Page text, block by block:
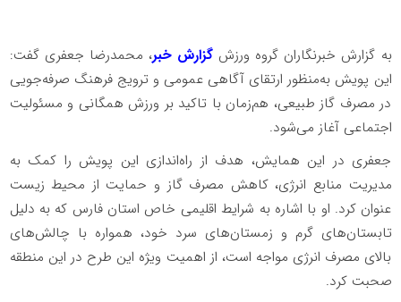
به گزارش خبرنگاران گروه ورزشگزارش خبر، محمدرضا جعفری گفت:
این پویش به‌منظور ارتقای آگاهی عمومی و ترویج فرهنگ صرفه‌جویی
در مصرف گاز طبیعی، هم‌زمان با تاکید بر ورزش همگانی و مسئولیت
اجتماعی آغاز می‌شود.
جعفری در این همایش، هدف از راه‌اندازی این پویش را کمک به
مدیریت منابع انرژی، کاهش مصرف گاز و حمایت از محیط زیست
عنوان کرد. او با اشاره به شرایط اقلیمی خاص استان فارس که به دلیل
تابستان‌های گرم و زمستان‌های سرد خود، همواره با چالش‌های
بالای مصرف انرژی مواجه است، از اهمیت ویژه این طرح در این منطقه
صحبت کرد.